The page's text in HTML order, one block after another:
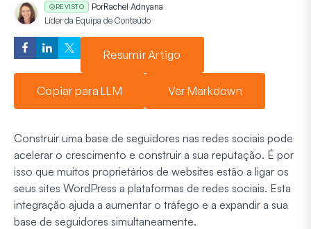
REVISTO PorRachel Adnyana
Líder da Equipa de Conteúdo
Resumir Artigo
Copiar para LLM Ver Markdown
Construir uma base de seguidores nas redes sociais pode
acelerar o crescimento e construir a sua reputação. É por
isso que muitos proprietários de websites estão a ligar os
seus sites WordPress a plataformas de redes sociais. Esta
integração ajuda a aumentar o tráfego e a expandir a sua
base de seguidores simultaneamente.